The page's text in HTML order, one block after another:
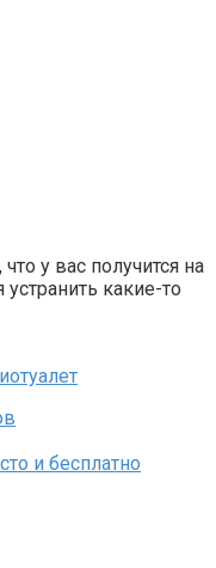
у вас получится на
какие-то
и бесплатно